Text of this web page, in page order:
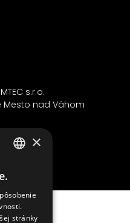
s.r.o.
Mesto nad Váhom
24
ENGLISH
×
stránky